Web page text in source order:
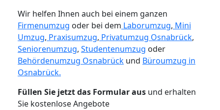
Wir helfen Ihnen auch bei einem ganzen
Firmenumzug oder bei dem Laborumzug, Mini
Umzug, Praxisumzug, Privatumzug Osnabrück,
Seniorenumzug, Studentenumzug oder
Behördenumzug Osnabrück und Büroumzug in
Osnabrück.
Füllen Sie jetzt das Formular aus und erhalten
Sie kostenlose Angebote